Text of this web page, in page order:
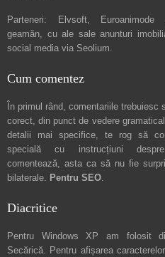
Parteneri: Elvsoft, Euroanimode
geamăn, cu ale sale anunturi
social media via Seolium.
Cum comentez
În primul rând, comentariile trebuiesc
corect, din punct de vedere
detalii mai specifice, te rog să
specială cu instrucțiuni
comentează, asta ca să nu fie
bilaterale. Pentru SEO.
Diacritice
Pentru Windows XP am folosit
Secărică. Pentru afișarea